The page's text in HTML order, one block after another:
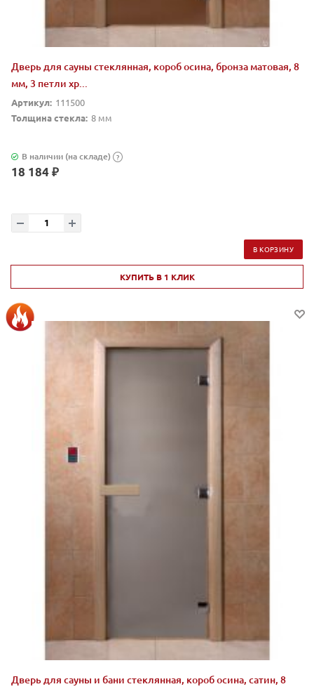
Дверь для сауны стеклянная, короб осина, бронза матовая, 8
мм, 3 петли хр...
Артикул: 111500
Толщина стекла: 8 мм
В наличии (на складе) ?
18 184 ₽
В КОРЗИНУ
КУПИТЬ В 1 КЛИК
Дверь для сауны и бани стеклянная, короб осина, сатин, 8